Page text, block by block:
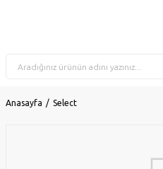
Anasayfa Select